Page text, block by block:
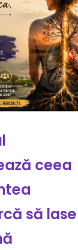
ceea
să lase